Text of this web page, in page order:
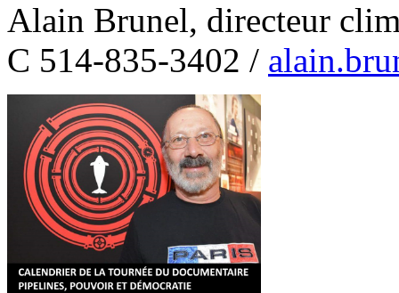
Alain Brunel, directeur
C 514-835-3402 /